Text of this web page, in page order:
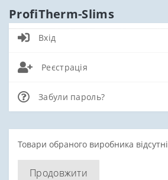
ProfiTherm-Slims
Вхід
Реєстрація
Забули пароль?
Товари обраного виробника відсутні
Продовжити